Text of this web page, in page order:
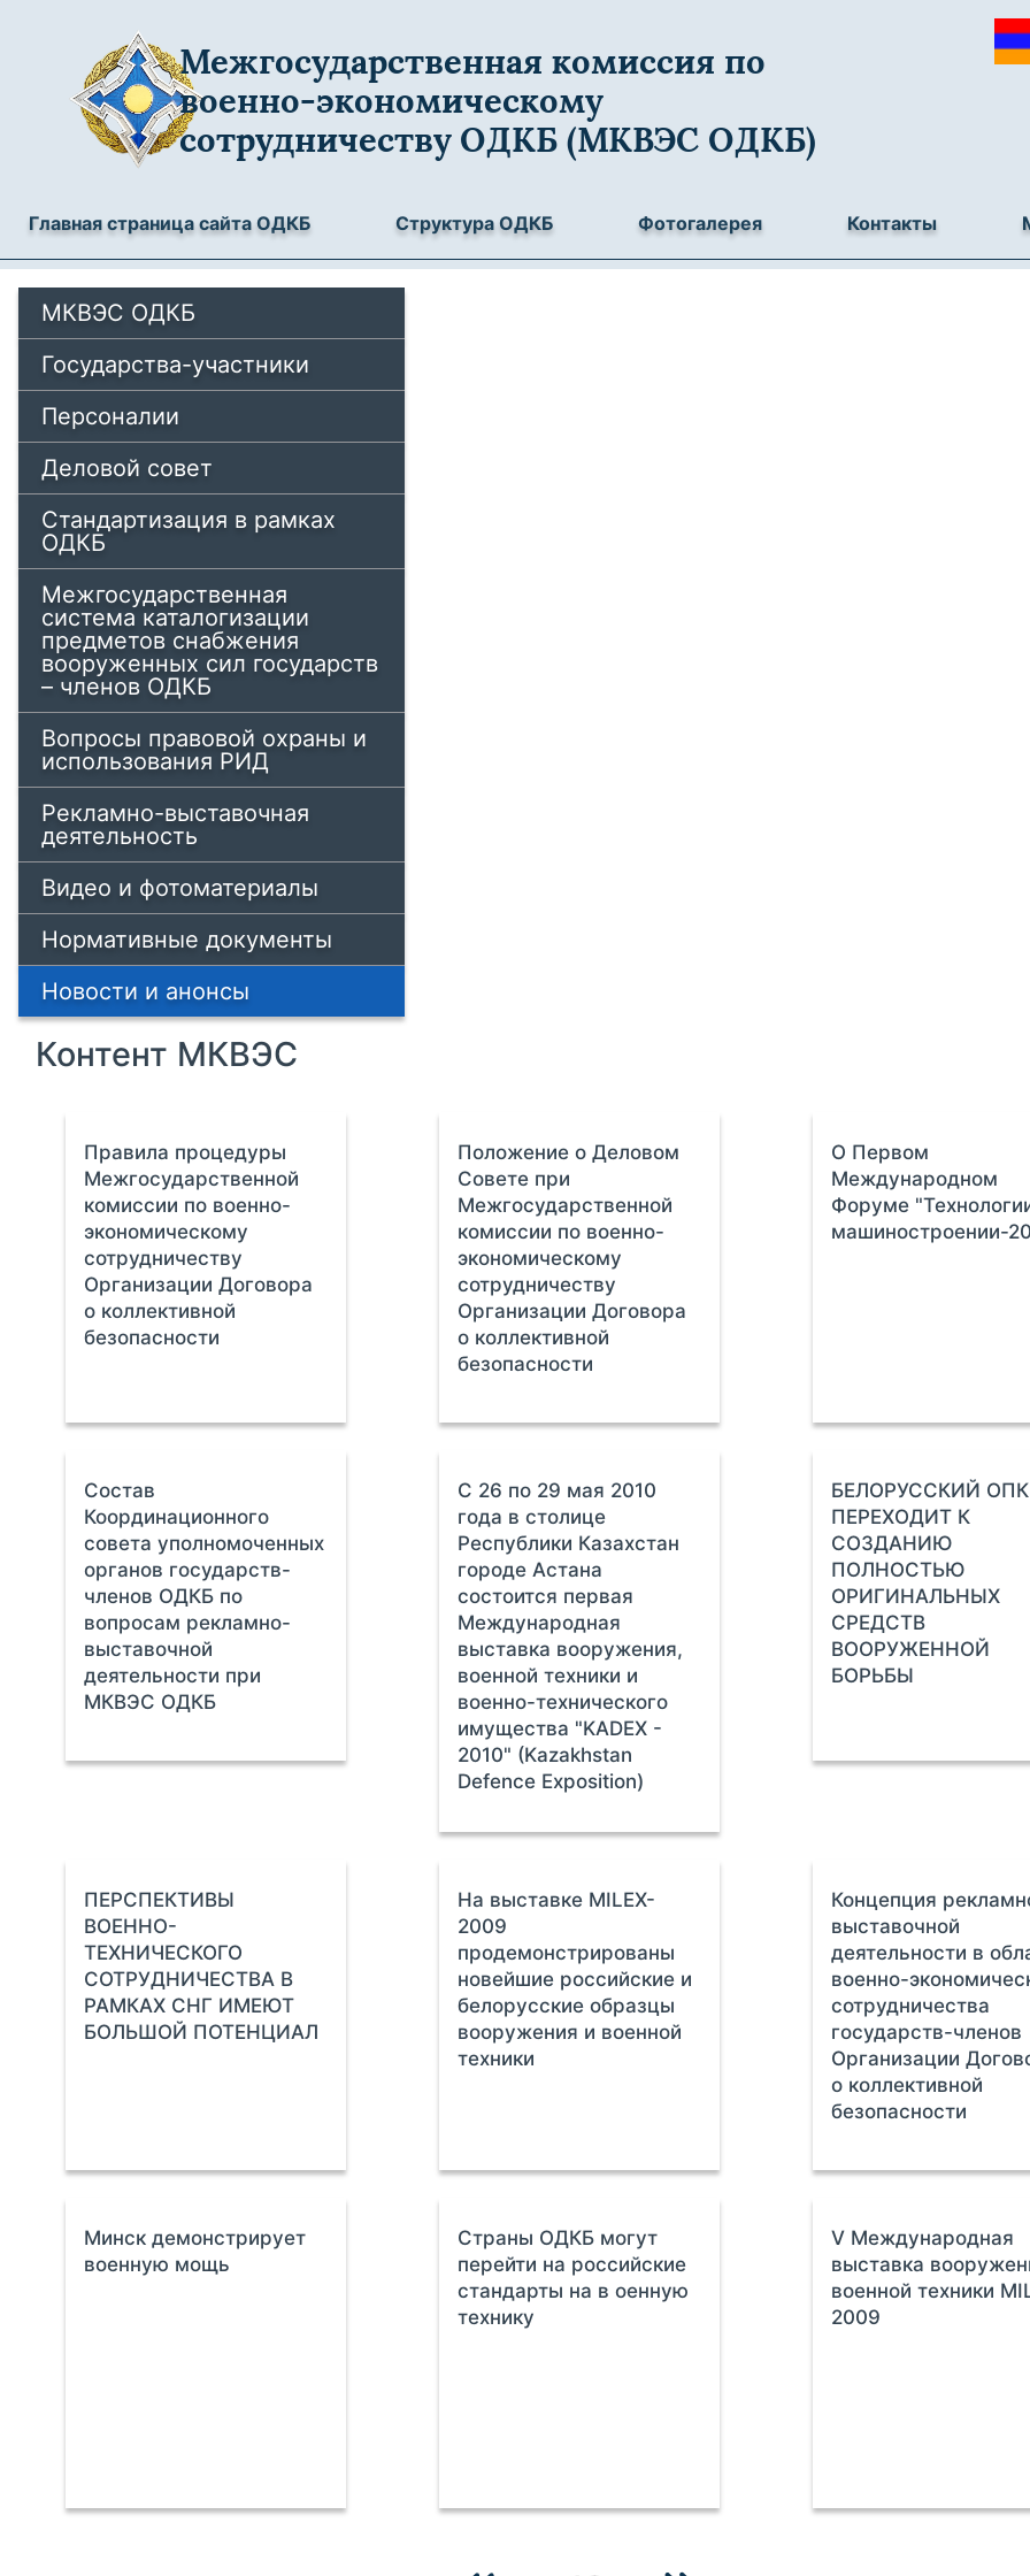
Межгосударственная комиссия по
военно-экономическому
сотрудничеству ОДКБ (МКВЭС ОДКБ)
Главная страница сайта ОДКБ Структура ОДКБ Фотогалерея Контакты
МКВЭС ОДКБ
Государства-участники
Персоналии
Деловой совет
Стандартизация в рамках
ОДКБ
Межгосударственная
система каталогизации
предметов снабжения
вооруженных сил государств
– членов ОДКБ
Вопросы правовой охраны и
использования РИД
Рекламно-выставочная
деятельность
Видео и фотоматериалы
Нормативные документы
Новости и анонсы
Контент МКВЭС
Правила процедуры
Межгосударственной
комиссии по военно-
экономическому
сотрудничеству
Организации Договора
о коллективной
безопасности
Положение о Деловом
Совете при
Межгосударственной
комиссии по военно-
экономическому
сотрудничеству
Организации Договора
о коллективной
безопасности
О Первом
Международном
Форуме
машиностроении-
Состав
Координационного
совета уполномоченных
органов государств-
членов ОДКБ по
вопросам рекламно-
выставочной
деятельности при
МКВЭС ОДКБ
С 26 по 29 мая 2010
года в столице
Республики Казахстан
городе Астана
состоится первая
Международная
выставка вооружения,
военной техники и
военно-технического
имущества "KADEX -
2010" (Kazakhstan
Defence Exposition)
БЕЛОРУССКИЙ ОПК
ПЕРЕХОДИТ К
СОЗДАНИЮ
ПОЛНОСТЬЮ
ОРИГИНАЛЬНЫХ
СРЕДСТВ
ВООРУЖЕННОЙ
БОРЬБЫ
ПЕРСПЕКТИВЫ
ВОЕННО-
ТЕХНИЧЕСКОГО
СОТРУДНИЧЕСТВА В
РАМКАХ СНГ ИМЕЮТ
БОЛЬШОЙ ПОТЕНЦИАЛ
На выставке MILEX-
2009
продемонстрированы
новейшие российские и
белорусские образцы
вооружения и военной
техники
Концепция
выставочной
деятельности в
военно-
сотрудничества
государств-членов
Организации
о коллективной
безопасности
Минск демонстрирует
военную мощь
Страны ОДКБ могут
перейти на российские
стандарты на в оенную
технику
V Международная
выставка
военной техники
2009